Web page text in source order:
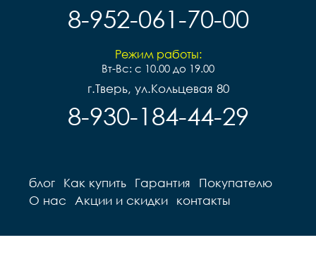
8-952-061-70-00
Режим работы:
Вт-Вс: с 10.00 до 19.00
г.Тверь, ул.Кольцевая 80
8-930-184-44-29
блог Как купить Гарантия
Покупателю
О нас
Акции и скидки контакты